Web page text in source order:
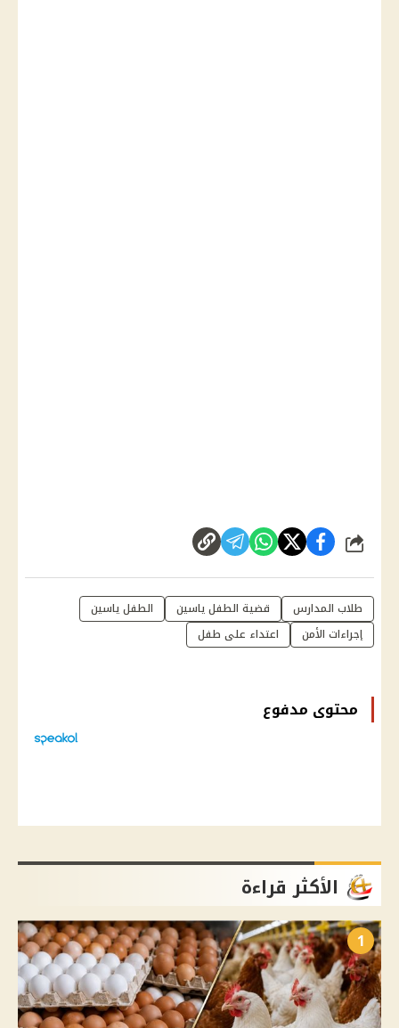
شارك
طلاب المدارس قضية الطفل ياسين
الطفل ياسين
إجراءات الأمن
اعتداء على طفل
محتوى مدفوع
الأكثر قراءة
1